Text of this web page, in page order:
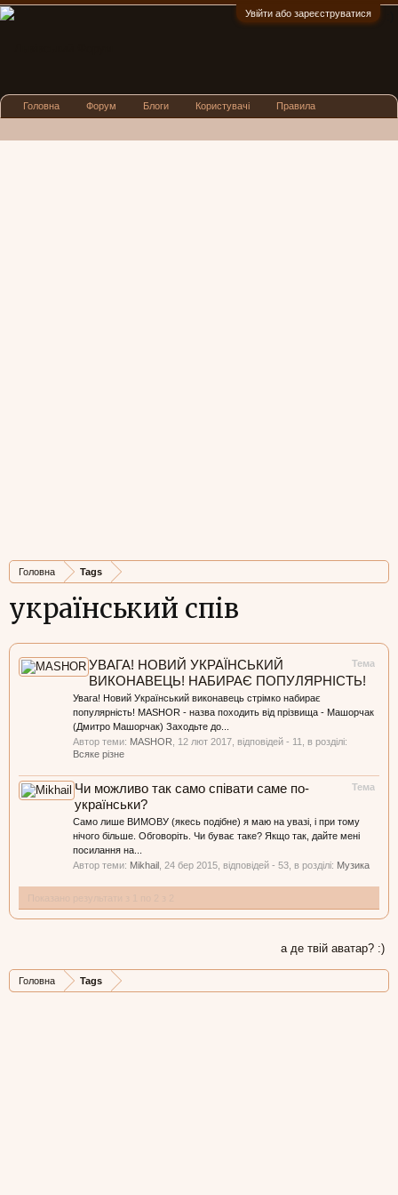
Увійти або зареєструватися
Головна Tags
український спів
Тема
УВАГА! НОВИЙ УКРАЇНСЬКИЙ
ВИКОНАВЕЦЬ! НАБИРАЄ ПОПУЛЯРНІСТЬ!
Увага! Новий Український виконавець стрімко набирає
популярність! MASHOR - назва походить від прізвища - Машорчак
(Дмитро Машорчак) Заходьте до...
Автор теми: MASHOR 12 лют 2017 , відповідей - 11, в розділі:
Всяке різне
Тема
Чи можливо так само співати саме по-
українськи?
Само лише ВИМОВУ (якесь подібне) я маю на увазі, і при тому
нічого більше. Обговоріть. Чи буває таке? Якщо так, дайте мені
посилання на...
Автор теми: Mikhail 24 бер 2015 , відповідей - 53, в розділі: Музика
а де твій аватар? :)
Головна Tags
Головна Форум Блоги Користувачі Правила